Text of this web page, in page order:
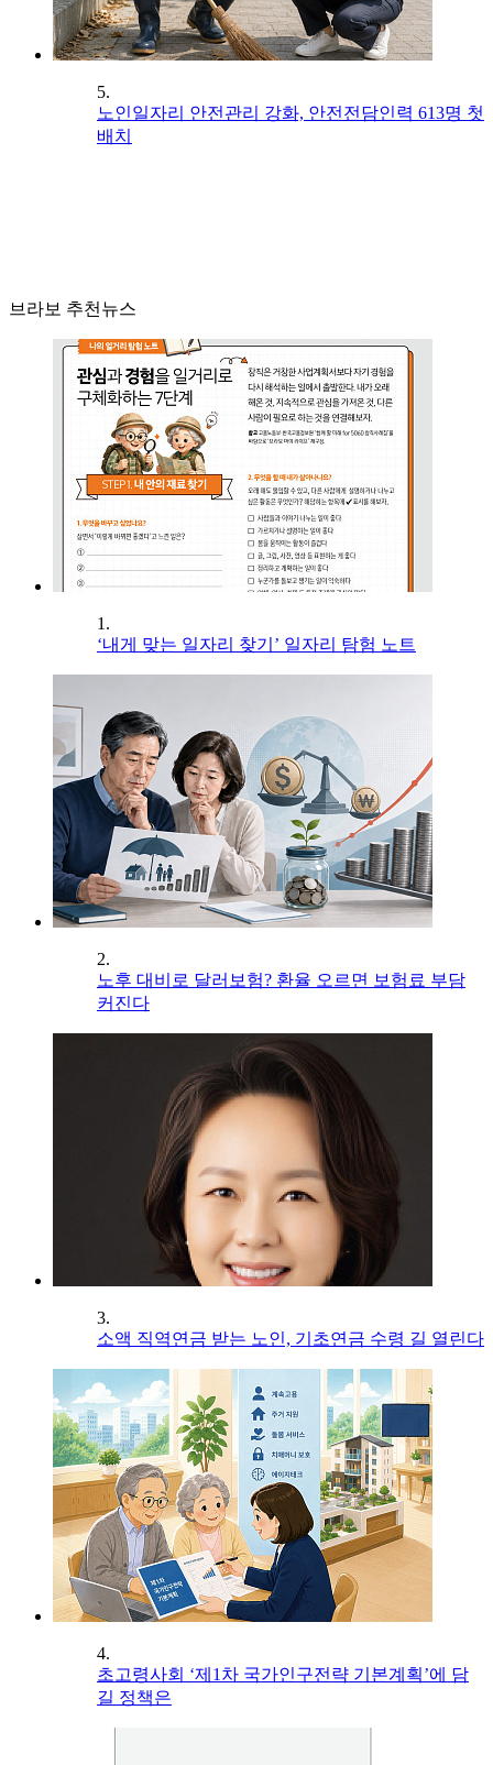
5.
노인일자리 안전관리 강화, 안전전담인력 613명 첫
배치
브라보 추천뉴스
1.
‘내게 맞는 일자리 찾기’ 일자리 탐험 노트
2.
노후 대비로 달러보험? 환율 오르면 보험료 부담
커진다
3.
소액 직역연금 받는 노인, 기초연금 수령 길 열린다
4.
초고령사회 ‘제1차 국가인구전략 기본계획’에 담
길 정책은